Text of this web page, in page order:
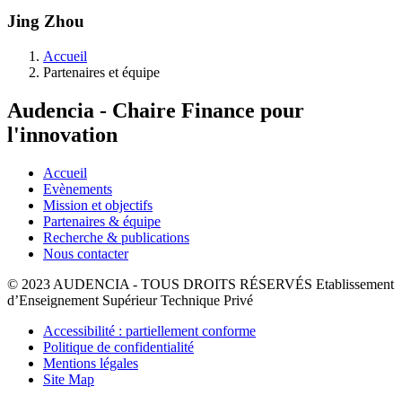
Jing Zhou
d'Ariane
Accueil
Partenaires et équipe
Audencia - Chaire Finance pour
l'innovation
Accueil
Evènements
Mission et objectifs
Partenaires & équipe
Recherche & publications
Nous contacter
© 2023 AUDENCIA - TOUS DROITS RÉSERVÉS Etablissement
d’Enseignement Supérieur Technique Privé
Pied
page
Accessibilité : partiellement conforme
Politique de confidentialité
Mentions légales
Site Map